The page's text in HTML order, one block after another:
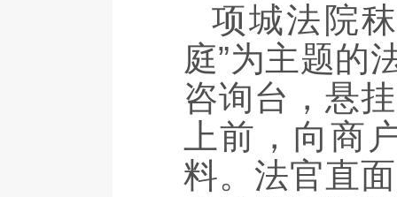
项城法院
庭”为主题的
咨询台，悬
上前，向商
料。法官直